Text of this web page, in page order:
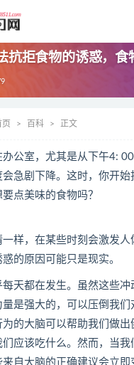
抗拒食物的诱惑，食
页 百科 正文
办公室，尤其是从下午4:
会急剧下降。这时，你开始
点美味的食物吗？
样，在某些时刻会激发人
的原因可能只是现实。
天都在发生。虽然这些冲
是强大的，可以压倒我们
的大脑可以帮助我们做出
们应该吃什么。然而，当
自大脑的正确建议会立即